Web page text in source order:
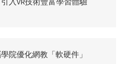
院優化網教「軟硬件」